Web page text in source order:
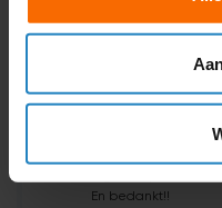
weken hier de spoedcursus
en 3 examens gedaan. Alles
precies wat je moet weten
goeie ezelsbruggetjes en
En bedankt!!